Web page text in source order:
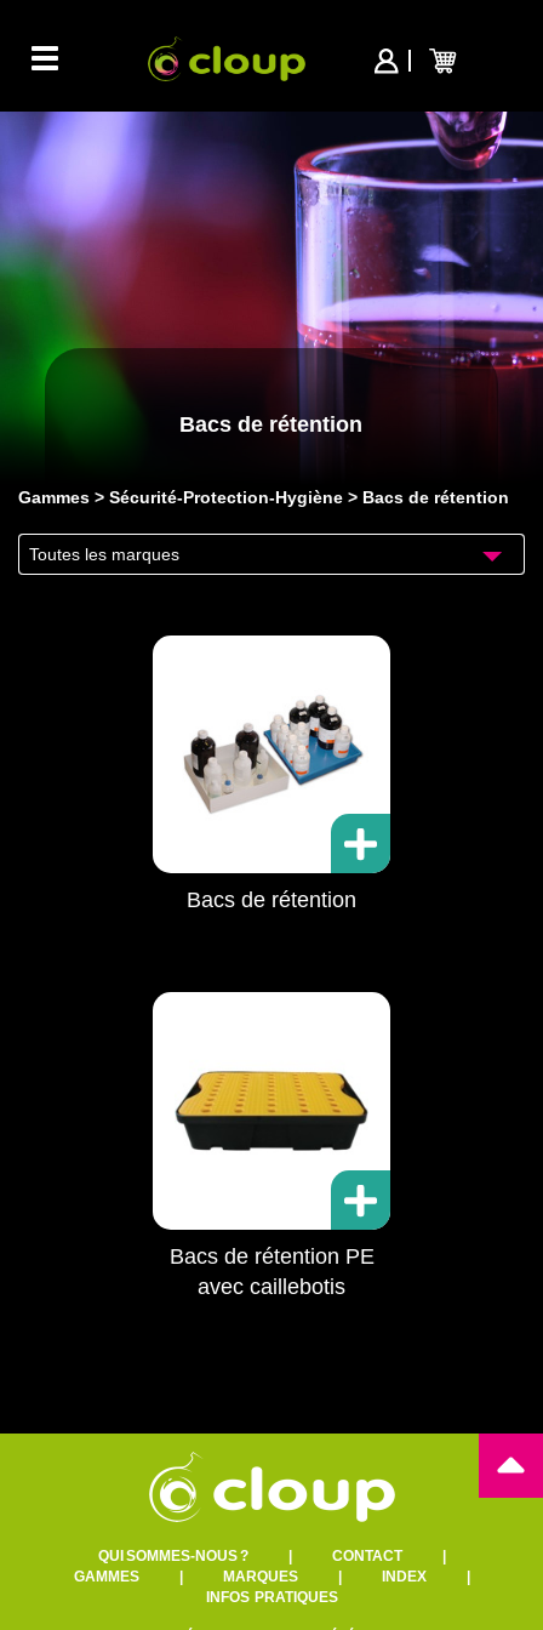
Toggle
navigation
Bacs de rétention
Gammes Sécurité-Protection-Hygiène Bacs de rétention
Toutes les marques
Bacs de rétention
Bacs de rétention PE
avec caillebotis
QUI SOMMES-NOUS ?| CONTACT|
GAMMES| MARQUES| INDEX|
INFOS PRATIQUES